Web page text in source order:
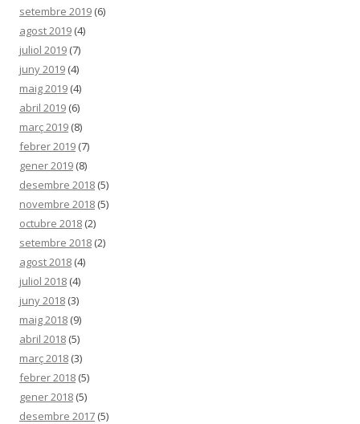
setembre 2019 (6)
agost 2019 (4)
juliol 2019 (7)
juny 2019 (4)
maig 2019 (4)
abril 2019 (6)
març 2019 (8)
febrer 2019 (7)
gener 2019 (8)
desembre 2018 (5)
novembre 2018 (5)
octubre 2018 (2)
setembre 2018 (2)
agost 2018 (4)
juliol 2018 (4)
juny 2018 (3)
maig 2018 (9)
abril 2018 (5)
març 2018 (3)
febrer 2018 (5)
gener 2018 (5)
desembre 2017 (5)